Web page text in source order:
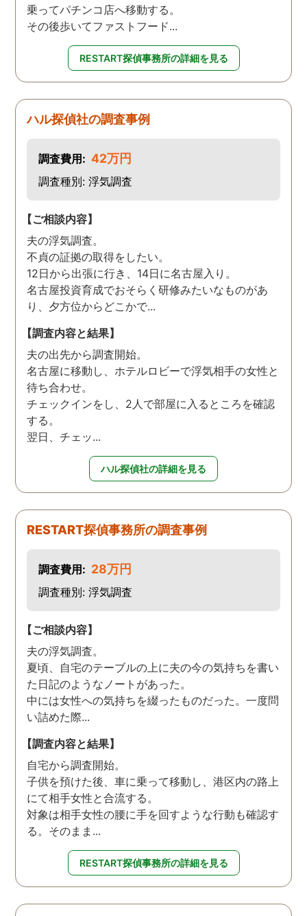
乗ってパチンコ店へ移動する。
その後歩いてファストフード...
RESTART探偵事務所の詳細を見る
ハル探偵社の調査事例
調査費用: 42万円
調査種別: 浮気調査
【ご相談内容】
夫の浮気調査。
不貞の証拠の取得をしたい。
12日から出張に行き、14日に名古屋入り。
名古屋投資育成でおそらく研修みたいなものがあ
り、夕方位からどこかで...
【調査内容と結果】
夫の出先から調査開始。
名古屋に移動し、ホテルロビーで浮気相手の女性と
待ち合わせ。
チェックインをし、2人で部屋に入るところを確認
する。
翌日、チェッ...
ハル探偵社の詳細を見る
RESTART探偵事務所の調査事例
調査費用: 28万円
調査種別: 浮気調査
【ご相談内容】
夫の浮気調査。
夏頃、自宅のテーブルの上に夫の今の気持ちを書い
た日記のようなノートがあった。
中には女性への気持ちを綴ったものだった。一度問
い詰めた際...
【調査内容と結果】
自宅から調査開始。
子供を預けた後、車に乗って移動し、港区内の路上
にて相手女性と合流する。
対象は相手女性の腰に手を回すような行動も確認す
る。そのまま...
RESTART探偵事務所の詳細を見る